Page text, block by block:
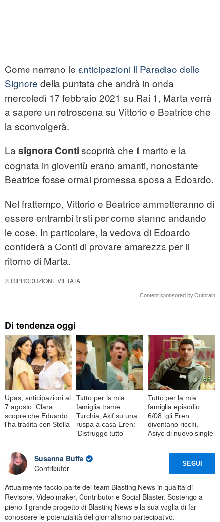
Come narrano le anticipazioni Il Paradiso delle
Signore della puntata che andrà in onda
mercoledì 17 febbraio 2021 su Rai 1, Marta verrà
a sapere un retroscena su Vittorio e Beatrice che
la sconvolgerà.
La signora Conti scoprirà che il marito e la
cognata in gioventù erano amanti, nonostante
Beatrice fosse ormai promessa sposa a Edoardo.
Nel frattempo, Vittorio e Beatrice ammetteranno di
essere entrambi tristi per come stanno andando
le cose. In particolare, la vedova di Edoardo
confiderà a Conti di provare amarezza per il
ritorno di Marta.
© RIPRODUZIONE VIETATA
Content sponsored by Outbrain
Di tendenza oggi
Upas, anticipazioni al
7 agosto: Clara
scopre che Eduardo
l'ha tradita con Stella
Tutto per la mia
famiglia trame
Turchia, Akif su una
ruspa a casa Eren:
'Distruggo tutto'
Tutto per la mia
famiglia episodio
6/08: gli Eren
diventano ricchi,
Asiye di nuovo single
Susanna Buffa
Contributor
SEGUI
Attualmente faccio parte del team Blasting News in qualità di
Revisore, Video maker, Contributor e Social Blaster. Sostengo a
pieno il grande progetto di Blasting News e la sua voglia di far
conoscere le potenzialità del giornalismo partecipativo.